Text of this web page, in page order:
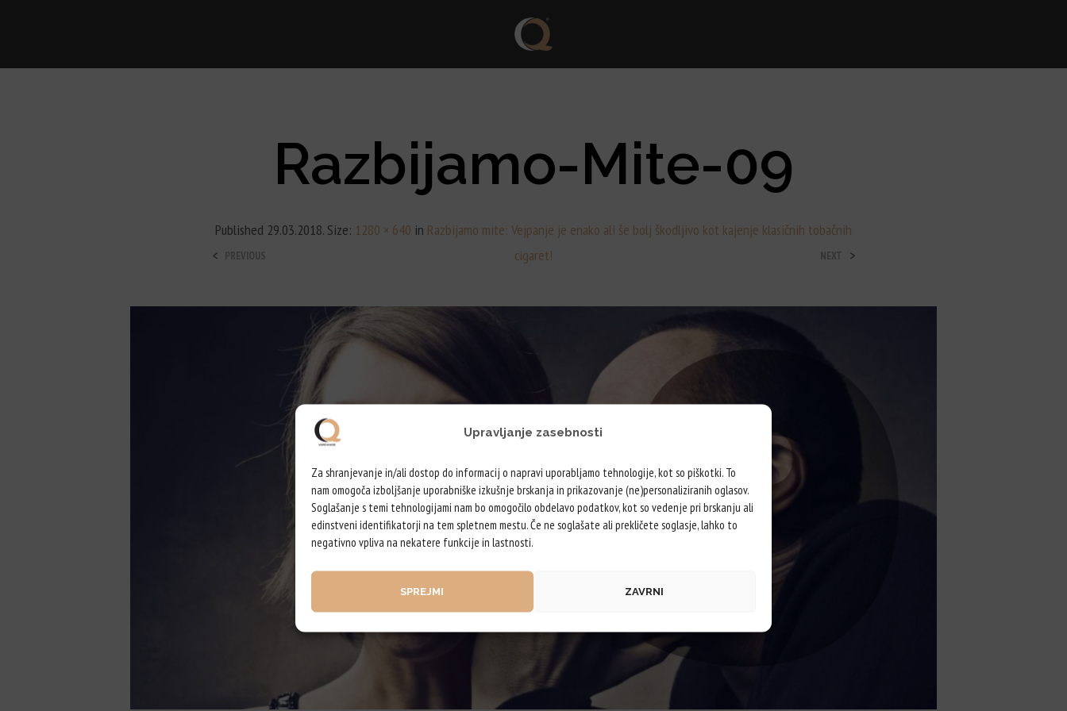
Upravljanje zasebnosti
Za shranjevanje in/ali dostop do informacij o napravi uporabljamo tehnologije, kot so piškotki. To
nam omogoča izboljšanje uporabniške izkušnje brskanja in prikazovanje (ne)personaliziranih oglasov.
Soglašanje s temi tehnologijami nam bo omogočilo obdelavo podatkov, kot so vedenje pri brskanju ali
edinstveni identifikatorji na tem spletnem mestu. Če ne soglašate ali prekličete soglasje, lahko to
negativno vpliva na nekatere funkcije in lastnosti.
SPREJMI ZAVRNI
Razbijamo-Mite-09
Published 29.03.2018. Size: 1280 × 640 in Razbijamo mite: Vejpanje je enako ali še bolj škodljivo kot kajenje klasičnih tobačnih
cigaret!
< PREVIOUS NEXT >